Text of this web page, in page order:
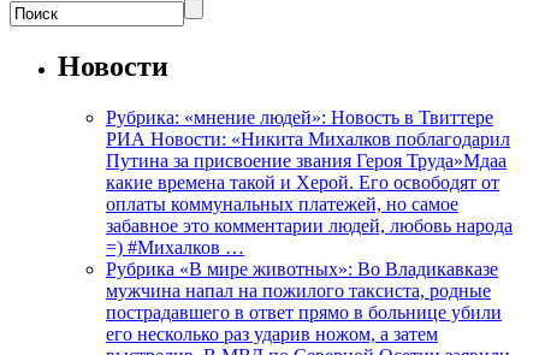
Новости
Рубрика: «мнение людей»: Новость в Твиттере
РИА Новости: «Никита Михалков поблагодарил
Путина за присвоение звания Героя Труда»Мдаа
какие времена такой и Херой. Его освободят от
оплаты коммунальных платежей, но самое
забавное это комментарии людей, любовь народа
=) #Михалков …
Рубрика «В мире животных»: Во Владикавказе
мужчина напал на пожилого таксиста, родные
пострадавшего в ответ прямо в больнице убили
его несколько раз ударив ножом, а затем